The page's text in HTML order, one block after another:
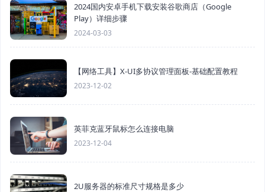
2024国内安卓手机下载安装谷歌商店（Google
Play）详细步骤
2024-03-03
【网络工具】X-UI多协议管理面板-基础配置教程
2023-12-02
英菲克蓝牙鼠标怎么连接电脑
2023-12-04
2U服务器的标准尺寸规格是多少